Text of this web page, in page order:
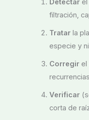
Detectarel
filtración,
Tratarla
especie y
Corregirel
Verificar
corta de